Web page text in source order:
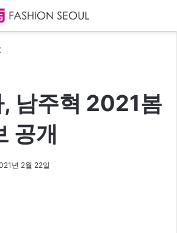
남주혁 2021봄
공개
년 2월 22일